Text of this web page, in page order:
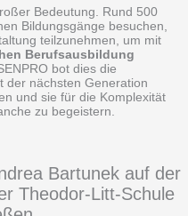
Bedeutung. Rund 500
Bildungsgänge besuchen,
teilzunehmen, um mit
Berufsausbildung
bot dies die
der nächsten Generation
und sie für die Komplexität
zu begeistern.